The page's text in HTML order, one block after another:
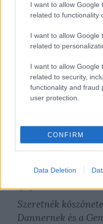
I want to allow Google
related to functionality
I want to allow Google
related to
I want to allow Google
related to security,
functionality and fraud
user protection.
CONFIRM
Data Deletion
A támadás végül
halottakban és
vesztettek, és 100
összesen 170 katona
Yeomanry 96
35-en megsebesültek.
és négy megsebesült.
vett-e a támadásban,
kideríteni.
lépett, így került
pályán maradt, az 50-
Britannia svájci
Szeretnék
Dannernek és a